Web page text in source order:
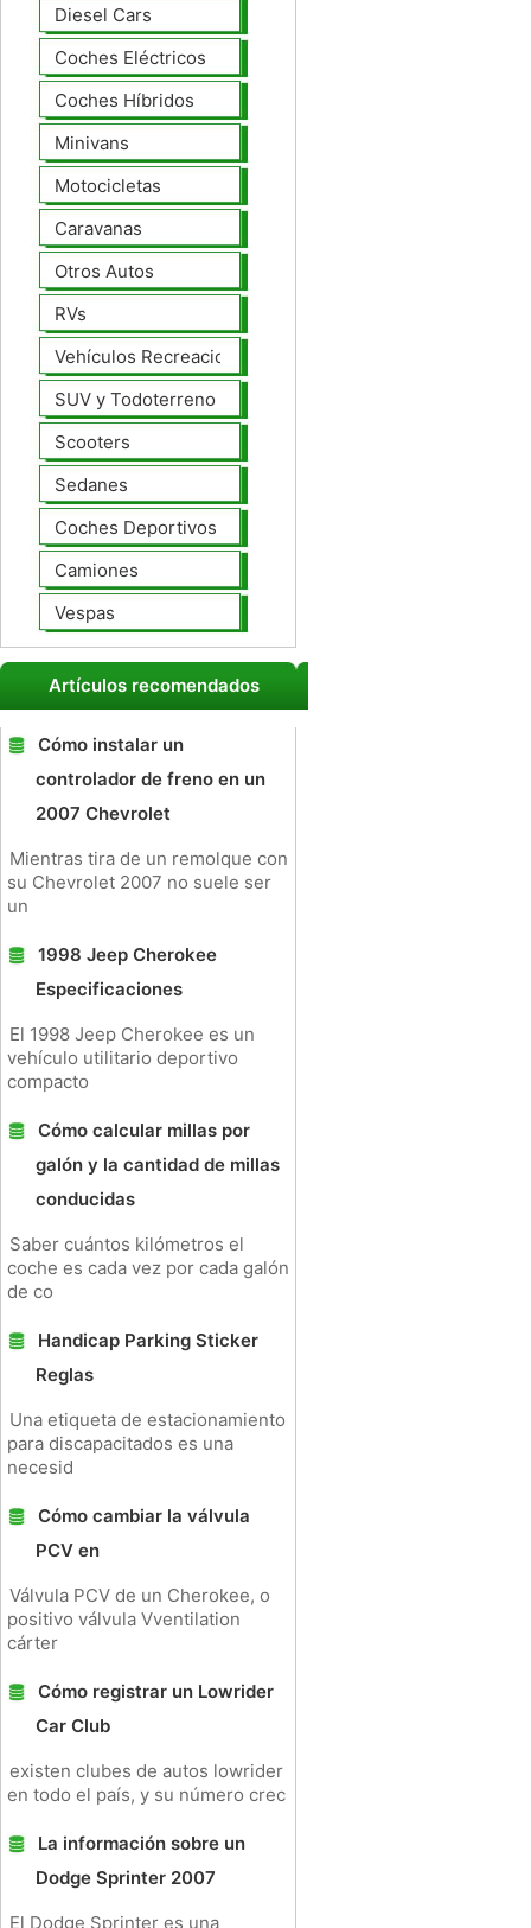
Diesel Cars
Coches Eléctricos
Coches Híbridos
Minivans
Motocicletas
Caravanas
Otros Autos
RVs
Vehículos Recreacionales
SUV y Todoterreno
Scooters
Sedanes
Coches Deportivos
Camiones
Vespas
Artículos recomendados
Cómo instalar un
controlador de freno en un
2007 Chevrolet
Mientras tira de un remolque con
su Chevrolet 2007 no suele ser
un
1998 Jeep Cherokee
Especificaciones
El 1998 Jeep Cherokee es un
vehículo utilitario deportivo
compacto
Cómo calcular millas por
galón y la cantidad de millas
conducidas
Saber cuántos kilómetros el
coche es cada vez por cada galón
de co
Handicap Parking Sticker
Reglas
Una etiqueta de estacionamiento
para discapacitados es una
necesid
Cómo cambiar la válvula
PCV en
Válvula PCV de un Cherokee, o
positivo válvula Vventilation
cárter
Cómo registrar un Lowrider
Car Club
existen clubes de autos lowrider
en todo el país, y su número crec
La información sobre un
Dodge Sprinter 2007
El Dodge Sprinter es una